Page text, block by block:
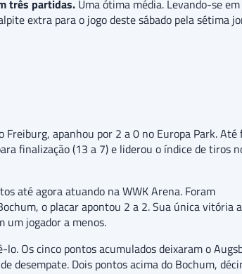
três partidas. Uma ótima média. Levando-se
extra para o jogo deste sábado pela sétima
apanhou por 2 a 0 no Europa Park. Até
finalização (13 a 7) e liderou o índice de tiros
até agora atuando na WWK Arena. Foram
o placar apontou 2 a 2. Sua única vitória
um jogador a menos.
Os cinco pontos acumulados deixaram o
desempate. Dois pontos acima do Bochum,